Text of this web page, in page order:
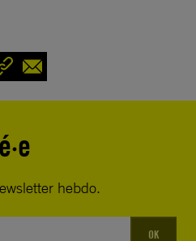
hebdo.
OK